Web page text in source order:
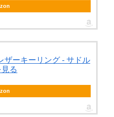
ザーキーリング - サドル
る